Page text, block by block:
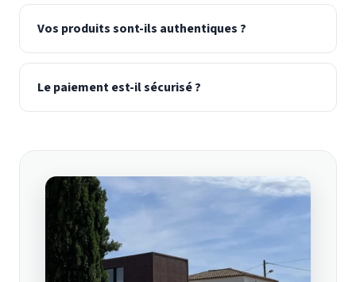
Vos produits sont-ils authentiques ?
Le paiement est-il sécurisé ?